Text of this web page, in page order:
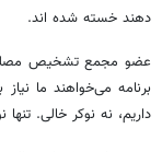
دهند خسته شده اند.
عضو مجمع تشخیص
برنامه می‌خواهند ما نیاز
داریم، نه نوکر خالی.